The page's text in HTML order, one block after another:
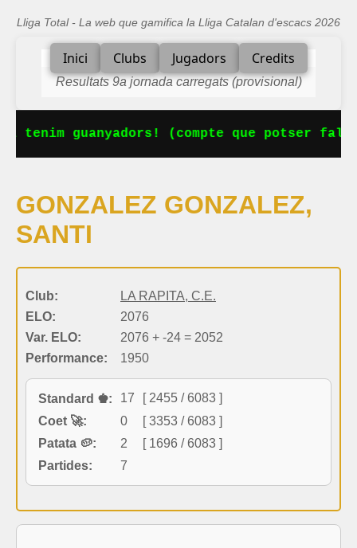
Lliga Total - La web que gamifica la Lliga Catalan d'escacs 2026
Inici Clubs Jugadors Credits
Resultats 9a jornada carregats (provisional)
tenim guanyadors! (compte que potser
GONZALEZ GONZALEZ,
SANTI
Club:
LA RAPITA, C.E.
ELO:
2076
Var. ELO:
2076 + -24 = 2052
Performance:
1950
Standard ♚: 17
[ 2455 / 6083 ]
Coet 🚀:
0
[ 3353 / 6083 ]
Patata 🥔:
2
[ 1696 / 6083 ]
Partides:
7